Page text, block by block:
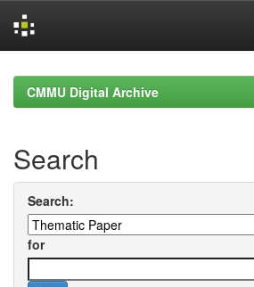
navigationCMMU Digital Archive
Search
Search:
for